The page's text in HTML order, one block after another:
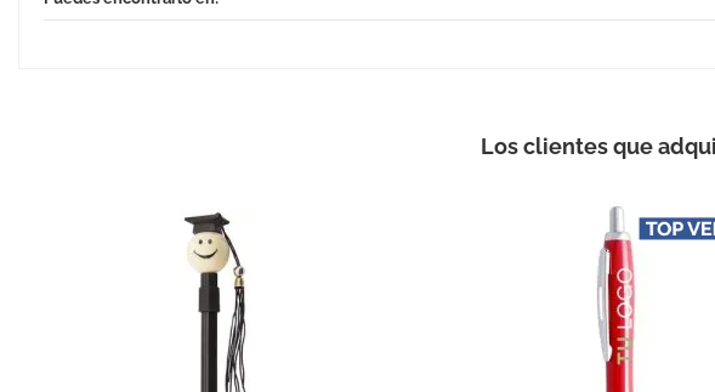
EXCELLENT
Bidón de aluminio de colores
Los clientes que